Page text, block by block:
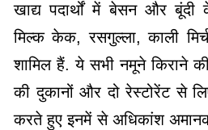
खाद्य पदार्थों में बेसन और
मिल्क केक, रसगुल्ला, काली
शामिल हैं. ये सभी नमूने किराने की
की दुकानों और दो रेस्टोरेंट से
करते हुए इनमें से अधिकांश